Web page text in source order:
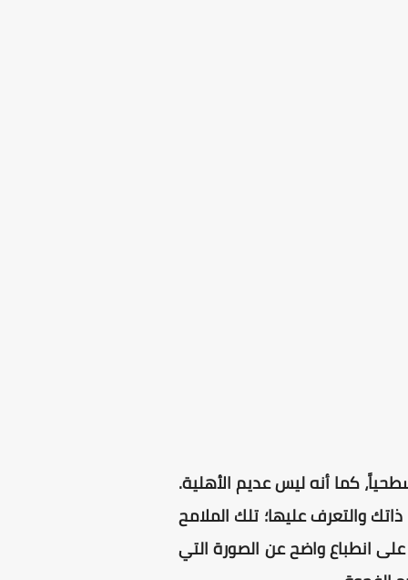
كما أنه ليس عديم الأهلية.
والتعرف عليها؛ تلك الملامح
انطباع واضح عن الصورة التي